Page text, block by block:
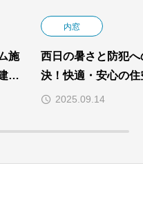
施
て
断
内窓
西日の暑さと防犯
決！快適・安心の
2025.09.14